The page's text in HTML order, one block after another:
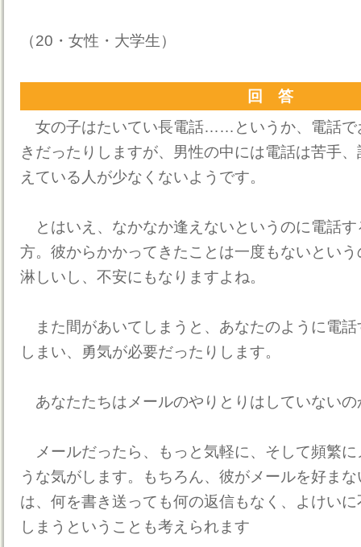
（20・女性・大学生）
回 答
女の子はたいてい長電話……というか、電話で
きだったりしますが、男性の中には電話は苦手
えている人が少なくないようです。
とはいえ、なかなか逢えないというのに電話す
方。彼からかかってきたことは一度もないとい
淋しいし、不安にもなりますよね。
また間があいてしまうと、あなたのように電
しまい、勇気が必要だったりします。
あなたたちはメールのやりとりはしていないの
メールだったら、もっと気軽に、そして頻繁
うな気がします。もちろん、彼がメールを好ま
は、何を書き送っても何の返信もなく、よけい
しまうということも考えられます